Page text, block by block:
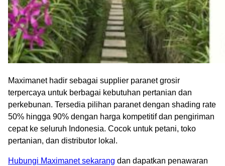
Maximanet hadir sebagai supplier paranet grosir
terpercaya untuk berbagai kebutuhan pertanian dan
perkebunan. Tersedia pilihan paranet dengan shading rate
50% hingga 90% dengan harga kompetitif dan pengiriman
cepat ke seluruh Indonesia. Cocok untuk petani, toko
pertanian, dan distributor lokal.
Hubungi Maximanet sekarang dan dapatkan penawaran